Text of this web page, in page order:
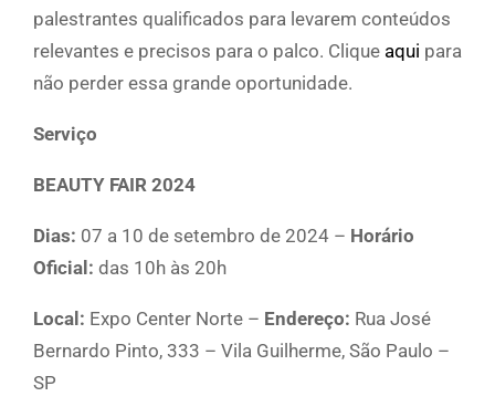
palestrantes qualificados para levarem conteúdos
relevantes e precisos para o palco. Clique aqui para
não perder essa grande oportunidade.
Serviço
BEAUTY FAIR 2024
Dias: 07 a 10 de setembro de 2024 – Horário
Oficial: das 10h às 20h
Local: Expo Center Norte – Endereço: Rua José
Bernardo Pinto, 333 – Vila Guilherme, São Paulo –
SP